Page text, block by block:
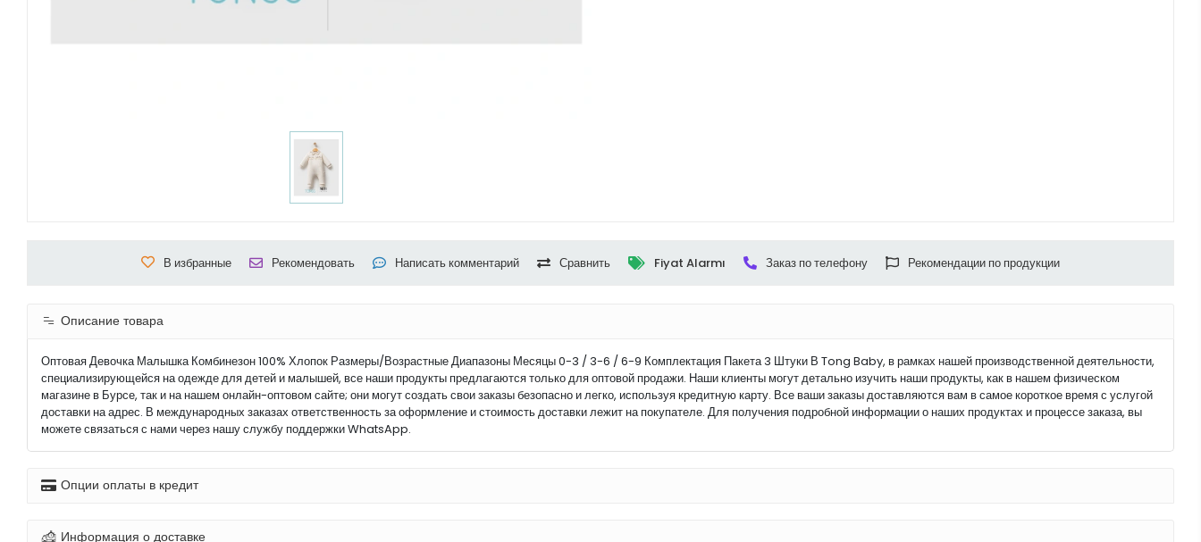
В избранные Рекомендовать Написать комментарий Сравнить Fiyat Alarmı Заказ по телефону Рекомендации по продукции
Описание товара
Оптовая Девочка Малышка Комбинезон 100% Хлопок Размеры/Возрастные Диапазоны Месяцы 0-3 / 3-6 / 6-9 Комплектация Пакета 3 Штуки В Tong Baby, в рамках нашей производственной деятельности,
специализирующейся на одежде для детей и малышей, все наши продукты предлагаются только для оптовой продажи. Наши клиенты могут детально изучить наши продукты, как в нашем физическом
магазине в Бурсе, так и на нашем онлайн-оптовом сайте; они могут создать свои заказы безопасно и легко, используя кредитную карту. Все ваши заказы доставляются вам в самое короткое время с услугой
доставки на адрес. В международных заказах ответственность за оформление и стоимость доставки лежит на покупателе. Для получения подробной информации о наших продуктах и процессе заказа, вы
можете связаться с нами через нашу службу поддержки WhatsApp.
Опции оплаты в кредит
Информация о доставке